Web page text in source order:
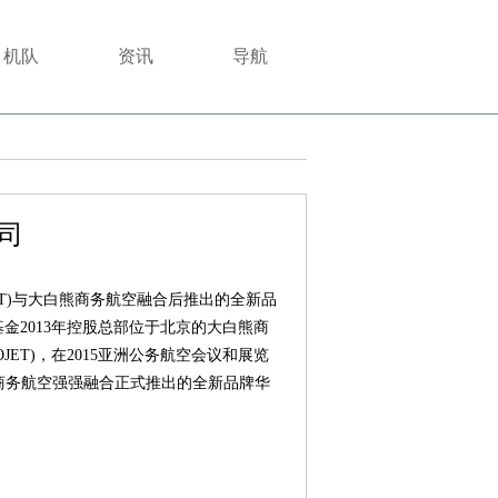
导航
资讯
机队
与大白熊商务航空融合后推出的全新品
2013年控股总部位于北京的大白熊商
，在2015亚洲公务航空会议和展览
航空强强融合正式推出的全新品牌华